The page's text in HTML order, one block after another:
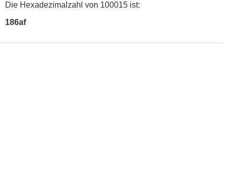
Die Hexadezimalzahl von 100015 ist:
186af